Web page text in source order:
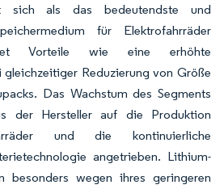
sich als das bedeutendste und
für Elektrofahrräder
Vorteile wie eine erhöhte
Reduzierung von Größe
Das Wachstum des Segments
der Hersteller auf die Produktion
und die kontinuierliche
angetrieben. Lithium-
besonders wegen ihres geringeren